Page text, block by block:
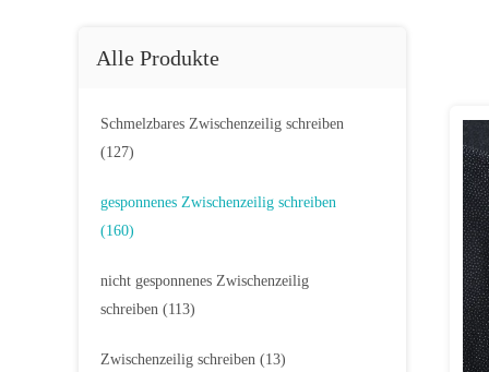
Alle Produkte
Schmelzbares Zwischenzeilig schreiben
(127)
gesponnenes Zwischenzeilig schreiben
(160)
nicht gesponnenes Zwischenzeilig
schreiben (113)
Zwischenzeilig schreiben (13)